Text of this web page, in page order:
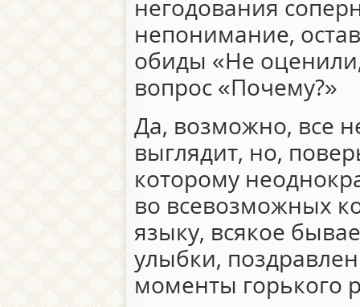
негодования
непонимание,
обиды «Не
вопрос «Почему?»
Да, возможно, все
выглядит, но,
которому
во всевозможных
языку, всякое
улыбки,
моменты горького